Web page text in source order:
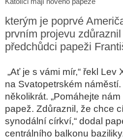
kterým je poprvé
prvním projevu
předchůdci papeži
„Ať je s vámi mír,“ řekl
na Svatopetrském
několikrát. „Pomáhejte
papež. Zdůraznil, že chce
synodální církví,“ dodal
centrálního balkonu